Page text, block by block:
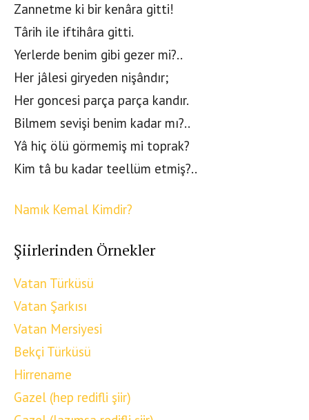
Zannetme ki bir kenâra gitti!
Târih ile iftihâra gitti.
Yerlerde benim gibi gezer mi?..
Her jâlesi giryeden nişândır;
Her goncesi parça parça kandır.
Bilmem sevişi benim kadar mı?..
Yâ hiç ölü görmemiş mi toprak?
Kim tâ bu kadar teellüm etmiş?..
Namık Kemal Kimdir?
Şiirlerinden Örnekler
Vatan Türküsü
Vatan Şarkısı
Vatan Mersiyesi
Bekçi Türküsü
Hirrename
Gazel (hep redifli şiir)